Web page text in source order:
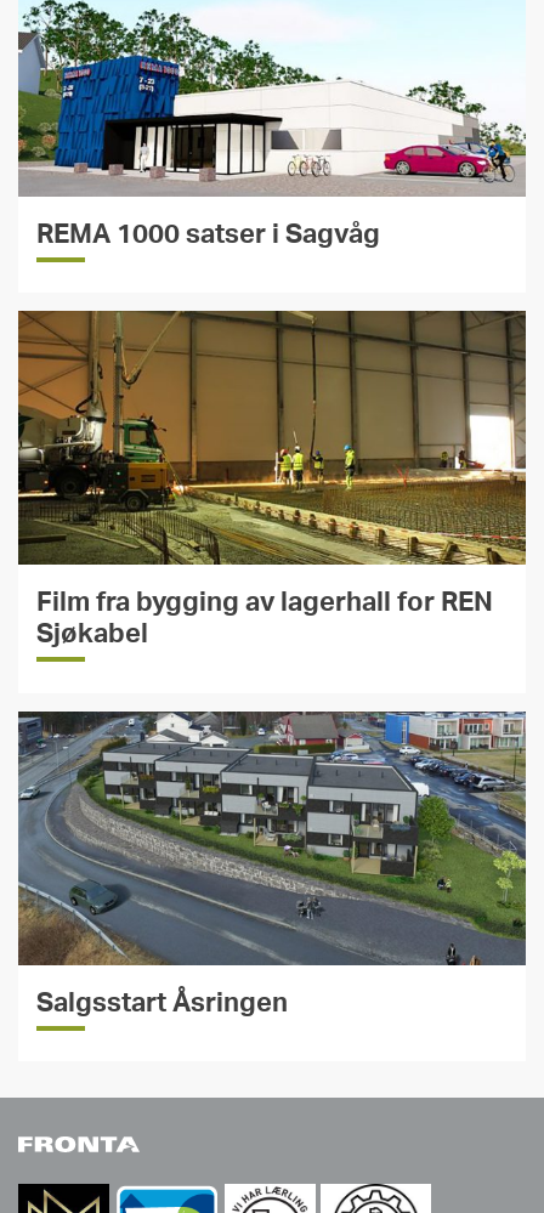
REMA 1000 satser i Sagvåg
Film fra bygging av lagerhall for REN
Sjøkabel
Salgsstart Åsringen